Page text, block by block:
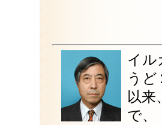
イル
うど
以来
で、